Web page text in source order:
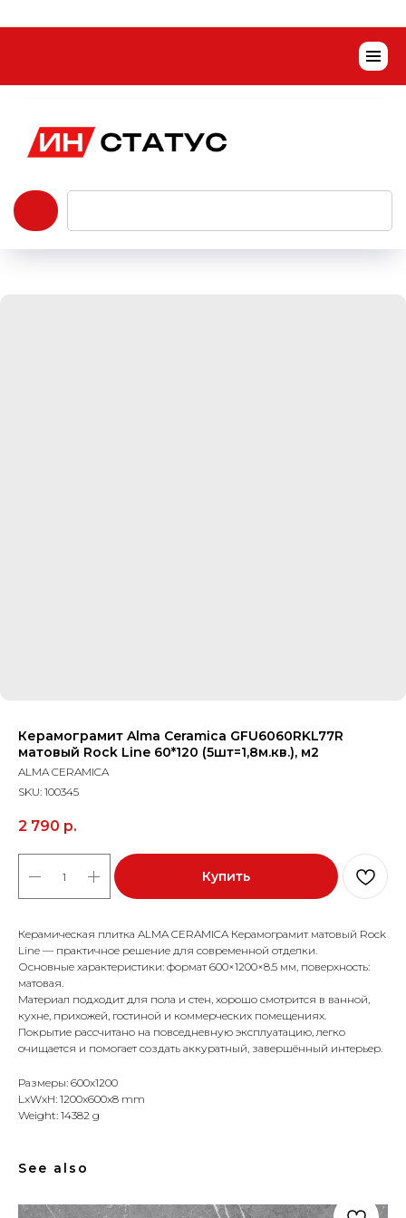
Керамограмит Alma Ceramica GFU6060RKL77R
матовый Rock Line 60*120 (5шт=1,8м.кв.), м2
ALMA CERAMICA
SKU: 100345
2 790 р.
Купить
Керамическая плитка ALMA CERAMICA Керамограмит матовый Rock
Line — практичное решение для современной отделки.
Основные характеристики: формат 600×1200×8.5 мм, поверхность:
матовая.
Материал подходит для пола и стен, хорошо смотрится в ванной,
кухне, прихожей, гостиной и коммерческих помещениях.
Покрытие рассчитано на повседневную эксплуатацию, легко
очищается и помогает создать аккуратный, завершённый интерьер.
Размеры: 600x1200
LxWxH: 1200x600x8 mm
Weight: 14382 g
See also